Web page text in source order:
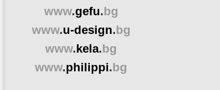
www.gefu.bg
www.u-design.bg
www.kela.bg
www.philippi.bg